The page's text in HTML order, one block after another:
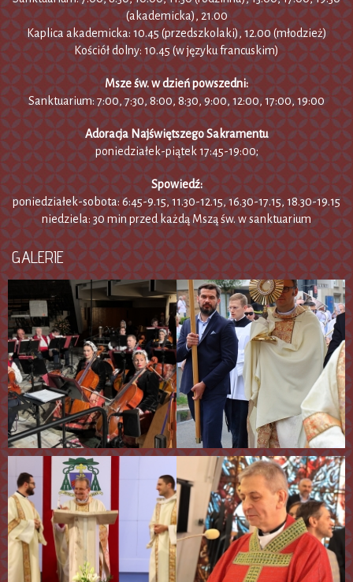
(akademicka), 21.00
Kaplica akademicka: 10.45 (przedszkolaki), 12.00 (młodzież)
Kościół dolny: 10.45 (w języku francuskim)
Msze św. w dzień powszedni:
Sanktuarium: 7:00, 7:30, 8:00, 8:30, 9:00, 12:00, 17:00, 19:00
Adoracja Najświętszego Sakramentu
poniedziałek-piątek 17:45-19:00;
Spowiedź:
poniedziałek-sobota: 6:45-9.15, 11.30-12.15, 16.30-17.15, 18.30-19.15
niedziela: 30 min przed każdą Mszą św. w sanktuarium
GALERIE